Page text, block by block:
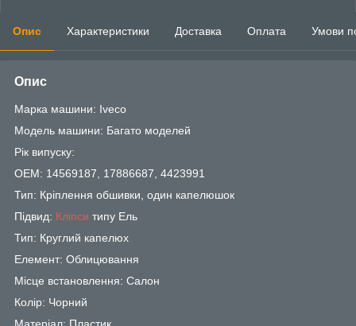
Опис Характеристики Доставка Оплата Умови
Опис
Марка машини: Iveco
Модель машини: Багато моделей
Рік випуску:
OEM: 14569187, 17886687, 4423991
Тип: Кріплення обшивки, один капелюшок
Підвид: Кліпси типу Ель
Тип: Круглий капелюх
Елемент: Облицювання
Місце встановлення: Салон
Колір: Чорний
Матеріал: Пластик